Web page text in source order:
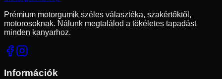
Prémium motorgumik széles választéka, szakértőktől,
motorosoknak. Nálunk megtalálod a tökéletes tapadást
minden kanyarhoz.
Információk